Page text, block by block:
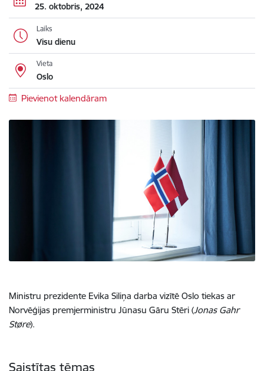
25. oktobris, 2024
Laiks
Visu dienu
Vieta
Oslo
Pievienot kalendāram
Ministru prezidente Evika Siliņa darba vizītē Oslo tiekas ar
Norvēģijas premjerministru Jūnasu Gāru Stēri (Jonas Gahr
Støre).
Saistītas tēmas